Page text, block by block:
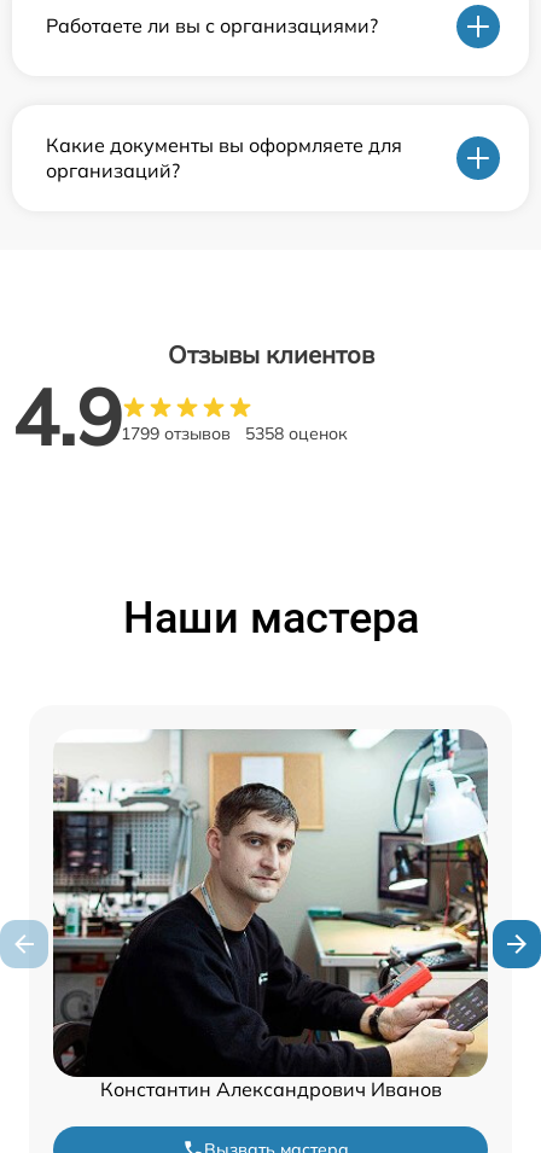
Работаете ли вы с организациями?
Какие документы вы оформляете для
организаций?
Отзывы клиентов
4.91799 отзывов 5358 оценок
Наши мастера
Константин Александрович Иванов